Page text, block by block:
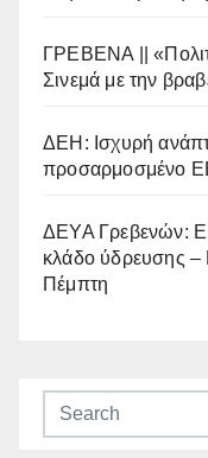
ΓΡΕΒΕΝΑ ||
Σινεμά με την
ΔΕΗ: Ισχυρή
προσαρμοσμένο
ΔΕΥΑ Γρεβενών:
κλάδο ύδρευσης –
Πέμπτη